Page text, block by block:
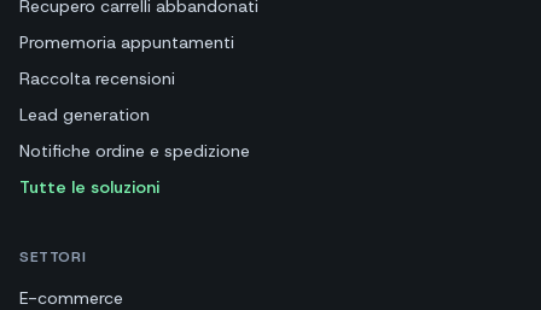
Recupero carrelli abbandonati
Promemoria appuntamenti
Raccolta recensioni
Lead generation
Notifiche ordine e spedizione
Tutte le soluzioni
SETTORI
E-commerce